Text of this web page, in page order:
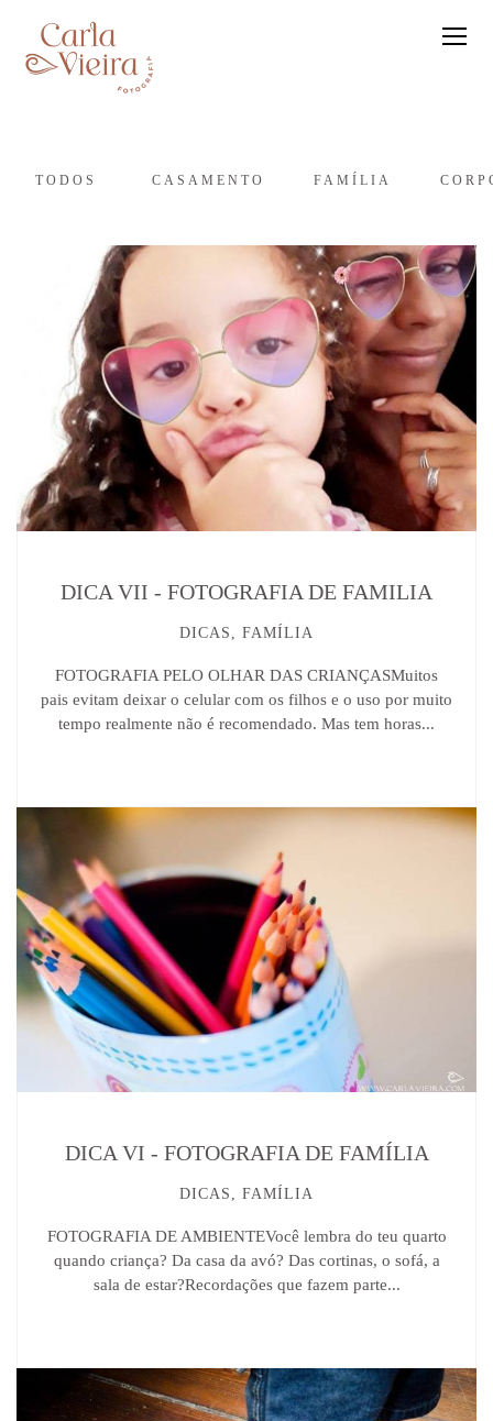
TODOS CASAMENTO FAMÍLIA
DICA VII - FOTOGRAFIA DE FAMILIA
DICAS, FAMÍLIA
FOTOGRAFIA PELO OLHAR DAS CRIANÇASMuitos
pais evitam deixar o celular com os filhos e o uso por muito
tempo realmente não é recomendado. Mas tem horas...
DICA VI - FOTOGRAFIA DE FAMÍLIA
DICAS, FAMÍLIA
FOTOGRAFIA DE AMBIENTEVocê lembra do teu quarto
quando criança? Da casa da avó? Das cortinas, o sofá, a
sala de estar?Recordações que fazem parte...